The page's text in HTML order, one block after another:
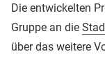
Die entwickelten
Gruppe an die
über das weitere